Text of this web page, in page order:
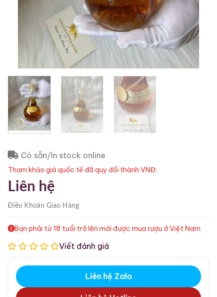
Có sẵn/In stock online
Tham khảo giá quốc tế đã quy đổi thành VNĐ:
Liên hệ
Điều KhoảnGiao Hàng
Bạn phải từ 18 tuổi trở lên mới được mua rượu ở Việt Nam
Viết đánh giá
Liên hệ Zalo